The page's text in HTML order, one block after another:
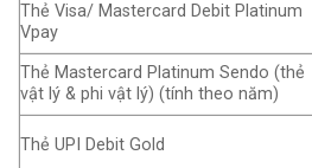
Thẻ Visa/ Mastercard Debit Platinum
Vpay
Thẻ Mastercard Platinum Sendo (thẻ
vật lý & phi vật lý) (tính theo năm)
Thẻ UPI Debit Gold